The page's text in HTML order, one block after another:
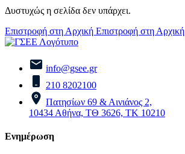
Δυστυχώς η σελίδα δεν υπάρχει.
Επιστροφή στη Αρχική Επιστροφή στη Αρχική
info@gsee.gr
210 8202100
Πατησίων 69 & Αινιάνος 2,
10434 Αθήνα, ΤΘ 3626, ΤΚ 10210
Ενημέρωση